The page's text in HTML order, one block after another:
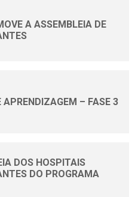
A ASSEMBLEIA DE
APRENDIZAGEM – FASE 3
DOS HOSPITAIS
DO PROGRAMA